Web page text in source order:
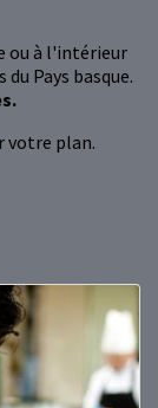
ou à l'intérieur
Pays basque.
votre plan.